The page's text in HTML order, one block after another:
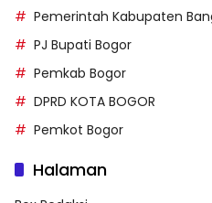
Pemerintah Kabupaten
PJ Bupati Bogor
Pemkab Bogor
DPRD KOTA BOGOR
Pemkot Bogor
Halaman